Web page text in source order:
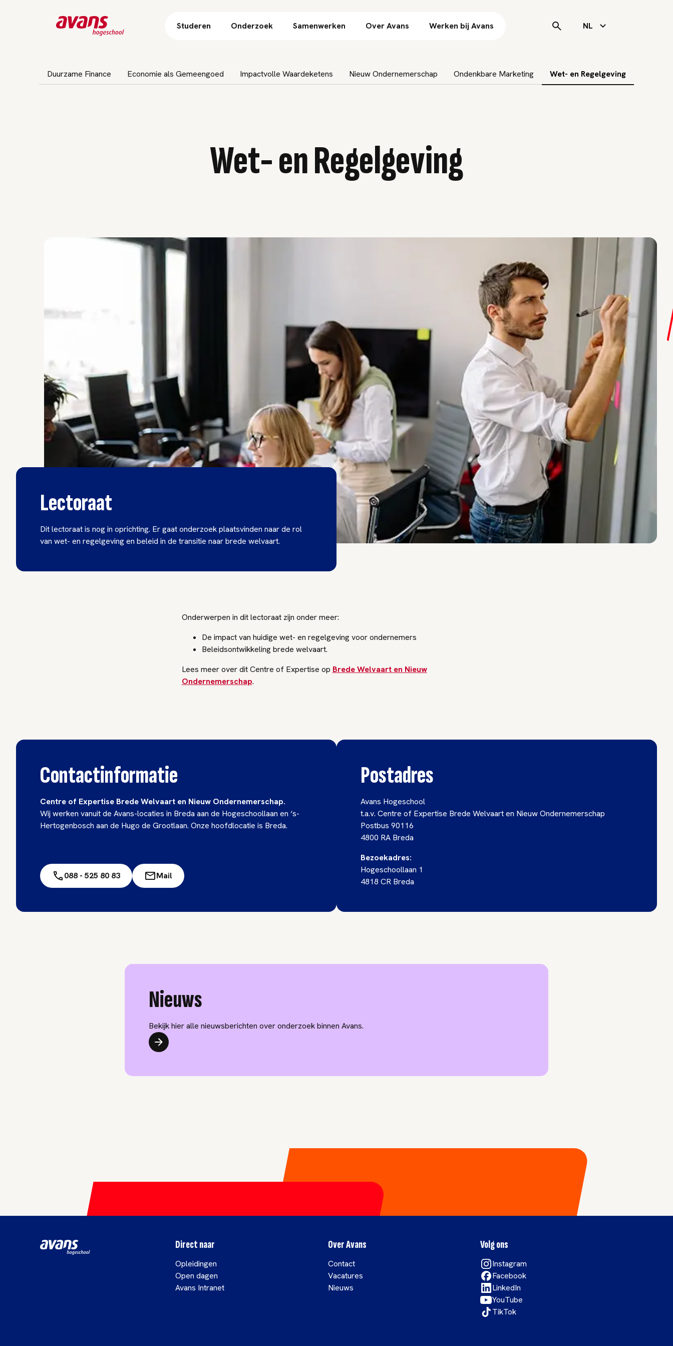
Direct naar inhoud
Studeren Onderzoek Samenwerken Over Avans Werken bij Avans NL
Duurzame Finance
Economie als Gemeengoed Impactvolle Waardeketens Nieuw Ondernemerschap Ondenkbare Marketing Wet- en Regelgeving
Wet- en Regelgeving
Lectoraat
Dit lectoraat is nog in oprichting. Er gaat onderzoek plaatsvinden naar de rol
van wet- en regelgeving en beleid in de transitie naar brede welvaart.
Onderwerpen in dit lectoraat zijn onder meer:
De impact van huidige wet- en regelgeving voor ondernemers
Beleidsontwikkeling brede welvaart.
Lees meer over dit Centre of Expertise op Brede Welvaart en Nieuw
Ondernemerschap.
Contactinformatie
Centre of Expertise Brede Welvaart en Nieuw Ondernemerschap.
Wij werken vanuit de Avans-locaties in Breda aan de Hogeschoollaan en ‘s-
Hertogenbosch aan de Hugo de Grootlaan. Onze hoofdlocatie is Breda.
088 - 525 80 83 Mail
Postadres
Avans Hogeschool
t.a.v. Centre of Expertise Brede Welvaart en Nieuw Ondernemerschap
Postbus 90116
4800 RA Breda
Bezoekadres:
Hogeschoollaan 1
4818 CR Breda
Nieuws
Bekijk hier alle nieuwsberichten over onderzoek binnen Avans.
Direct naar
Opleidingen
Open dagen
Avans Intranet
Over Avans
Contact
Vacatures
Nieuws
Volg ons
Instagram
Facebook
LinkedIn
YouTube
TikTok